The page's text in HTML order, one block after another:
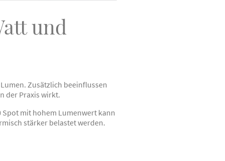
und
Zusätzlich beeinflussen
der Praxis wirkt.
mit hohem Lumenwert kann
stärker belastet werden.